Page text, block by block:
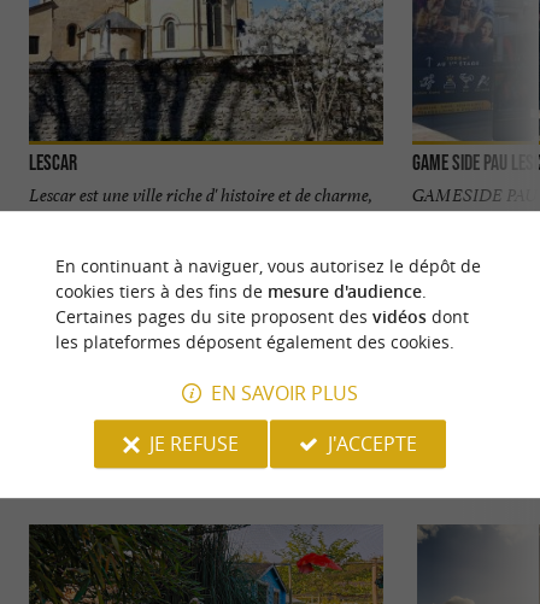
Lescar
Lescar est une ville riche d' histoire et de charme,
située dans le Béarn. Un peu d’histoire Lescar a
1,1 km - Lescar
GAME SIDE Pau
GAMESIDE
SPOT LOISIRS
NOUS AVONS TESTÉPOUR VOUS
En continuant à naviguer, vous autorisez le dépôt de
cookies tiers à des fins de mesure d'audience.
Certaines pages du site proposent des vidéosdont
les plateformes déposent également des cookies.
EN SAVOIR PLUS
JE REFUSE
J'ACCEPTE